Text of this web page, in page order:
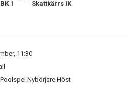
1 Skattkärrs IK
11:30
Nybörjare Höst